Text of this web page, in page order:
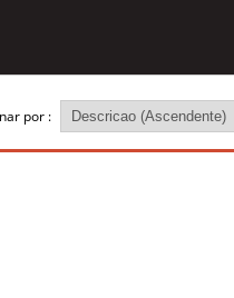
por :